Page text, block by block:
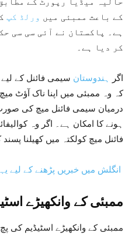
کے باعث ممبئی میں ورلڈ کپ
ہے۔ پاکستان نے آئی سی سی
کر دیا ہے۔
اگر ہندوستان سیمی فائنل کے لیے
کہ وہ ممبئی میں اپنا ناک آؤٹ
درمیان سیمی فائنل میچ کی
ہونے کا امکان ہے۔ اگر وہ
فائنل میچ کولکتہ میں کھیلنا پسند
ممبئی کے وانکھیڑے